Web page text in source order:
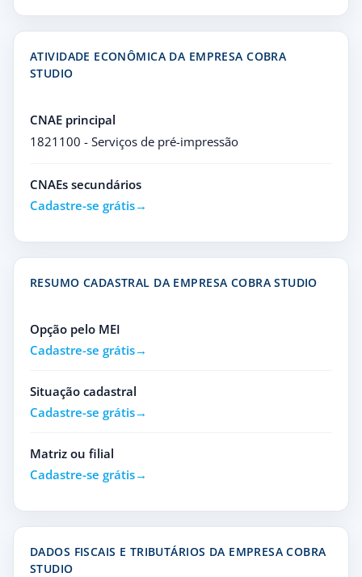
ATIVIDADE ECONÔMICA DA EMPRESA COBRA
STUDIO
CNAE principal
1821100 - Serviços de pré-impressão
CNAEs secundários
Cadastre-se grátis
RESUMO CADASTRAL DA EMPRESA COBRA STUDIO
Opção pelo MEI
Cadastre-se grátis
Situação cadastral
Cadastre-se grátis
Matriz ou filial
Cadastre-se grátis
DADOS FISCAIS E TRIBUTÁRIOS DA EMPRESA COBRA
STUDIO